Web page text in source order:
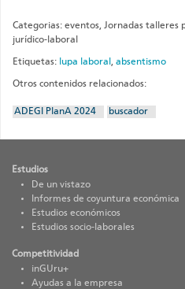
Categorias: eventos, Jornadas talleres
jurídico-laboral
Etiquetas: lupa laboral , absentismo
Otros contenidos relacionados:
ADEGI PlanA 2024 buscador
Estudios
De un vistazo
Informes de coyuntura económica
Estudios económicos
Estudios socio-laborales
Competitividad
inGUru+
Ayudas a la empresa